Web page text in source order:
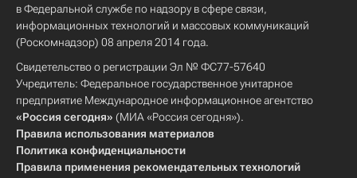
в Федеральной службе по надзору в сфере связи,
информационных технологий и массовых коммуникаций
(Роскомнадзор) 08 апреля 2014 года.
Свидетельство о регистрации Эл № ФС77-57640
Учредитель: Федеральное государственное унитарное
предприятие Международное информационное агентство
«Россия сегодня» (МИА «Россия сегодня»).
Правила использования материалов
Политика конфиденциальности
Правила применения рекомендательных технологий